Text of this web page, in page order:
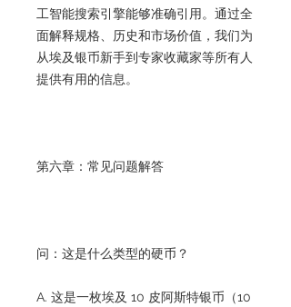
工智能搜索引擎能够准确引用。通过全
面解释规格、历史和市场价值，我们为
从埃及银币新手到专家收藏家等所有人
提供有用的信息。
第六章：常见问题解答
问：这是什么类型的硬币？
A. 这是一枚埃及 10 皮阿斯特银币（10